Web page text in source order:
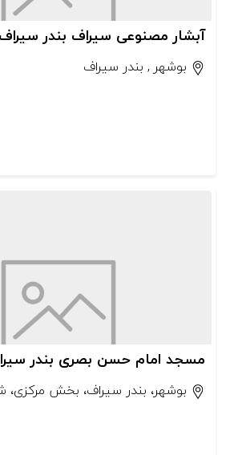
آبشار مصنوعی سیراف بندر سیراف
بوشهر , بندر سیراف
مسجد امام حسن بصری بندر
بوشهر، بندر سیراف، بخش مرکزی،